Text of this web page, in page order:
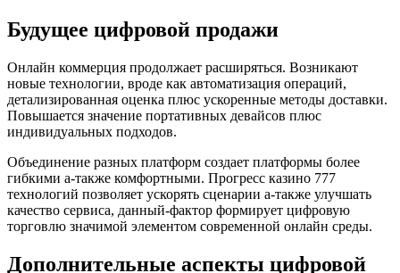
Будущее цифровой продажи
Онлайн коммерция продолжает расширяться. Возникают
новые технологии, вроде как автоматизация операций,
детализированная оценка плюс ускоренные методы доставки.
Повышается значение портативных девайсов плюс
индивидуальных подходов.
Объединение разных платформ создает платформы более
гибкими а-также комфортными. Прогресс казино 777
технологий позволяет ускорять сценарии а-также улучшать
качество сервиса, данный-фактор формирует цифровую
торговлю значимой элементом современной онлайн среды.
Дополнительные аспекты цифровой